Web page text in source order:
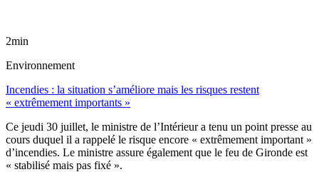
2min
Environnement
Incendies : la situation s’améliore mais les risques restent
« extrêmement importants »
Ce jeudi 30 juillet, le ministre de l’Intérieur a tenu un point presse au
cours duquel il a rappelé le risque encore « extrêmement important »
d’incendies. Le ministre assure également que le feu de Gironde est
« stabilisé mais pas fixé ».